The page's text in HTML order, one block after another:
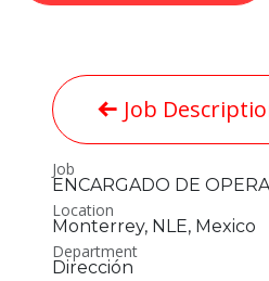
Job
Job
ENCARGADO DE
Location
Monterrey, NLE, Mexico
Department
Dirección